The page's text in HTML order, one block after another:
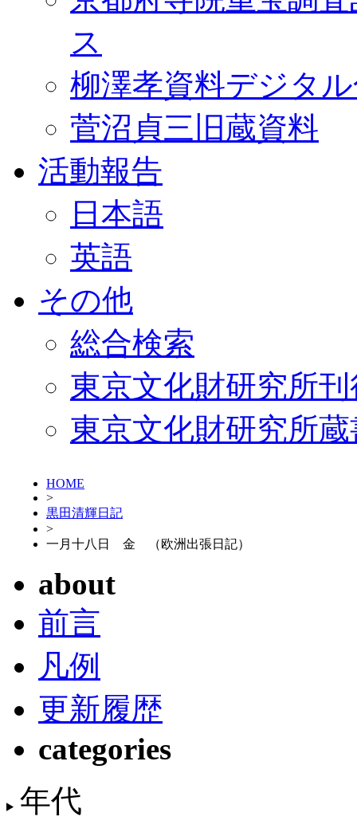
ス
柳澤孝資料デジタ
菅沼貞三旧蔵資料
活動報告
日本語
英語
その他
総合検索
東京文化財研究所
東京文化財研究所
HOME
>
黒田清輝日記
>
一月十八日 金 （欧洲出張日記）
about
前言
凡例
更新履歴
categories
年代